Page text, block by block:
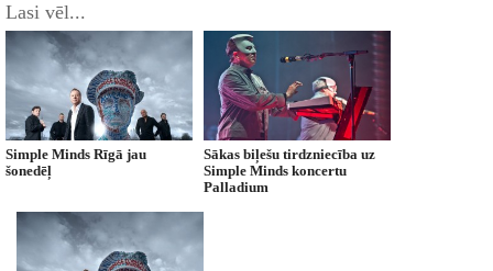
Lasi vēl...
Simple Minds Rīgā jau
šonedēļ
Sākas biļešu tirdzniecība uz
Simple Minds koncertu
Palladium